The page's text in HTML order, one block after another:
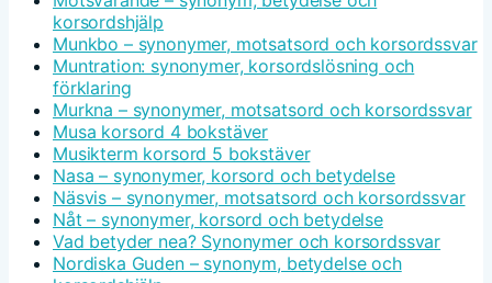
korsordshjälp
Munkbo – synonymer, motsatsord och korsordssvar
Muntration: synonymer, korsordslösning och
förklaring
Murkna – synonymer, motsatsord och korsordssvar
Musa korsord 4 bokstäver
Musikterm korsord 5 bokstäver
Nasa – synonymer, korsord och betydelse
Näsvis – synonymer, motsatsord och korsordssvar
Nåt – synonymer, korsord och betydelse
Vad betyder nea? Synonymer och korsordssvar
Nordiska Guden – synonym, betydelse och